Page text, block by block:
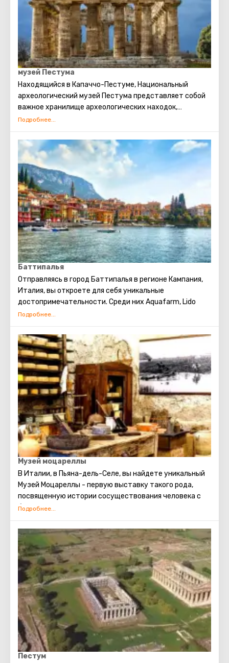
музей Пестума
Находящийся в Капаччо-Пестуме, Национальный
археологический музей Пестума представляет собой
важное хранилище археологических находок,
выявленных в ходе раскопок древнегреческого города
является одним из крупнейших в Италии, представляя
ценные артефакты и оставляя незабываемые
впечатления для посетителей.
Баттипалья
Отправляясь в город Баттипалья в регионе Кампания,
Италия, вы откроете для себя уникальные
достопримечательности. Среди них Aquafarm, Lido
Malibù, а также Stadio Comunale “Luigi Pastena” di
возможностями для отдыха и развлечений в этом
прекрасном городе.
Музей моцареллы
В Италии, в Пьяна-дель-Селе, вы найдете уникальный
Музей Моцареллы - первую выставку такого рода,
посвященную истории сосуществования человека с
буйволом. Это удивительное место предлагает
производства моцареллы, раскрывая важность
буйвола в этом процессе.
Пестум